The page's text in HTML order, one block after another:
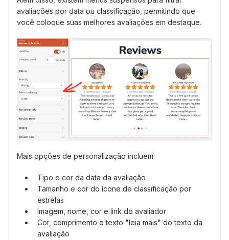
avaliações por data ou classificação, permitindo que
você coloque suas melhores avaliações em destaque.
Mais opções de personalização incluem:
Tipo e cor da data da avaliação
Tamanho e cor do ícone de classificação por
estrelas
Imagem, nome, cor e link do avaliador
Cor, comprimento e texto "leia mais" do texto da
avaliação